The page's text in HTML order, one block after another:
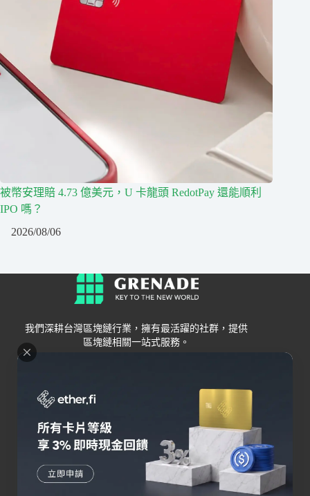
被幣安理賠 4.73 億美元，U 卡龍頭 RedotPay 還能順利
IPO 嗎？
2026/08/06
我們深耕台灣區塊鏈行業，擁有最活躍的社群，提供
區塊鏈相關一站式服務。
Grenade
關於我們
聯絡我們
錢包
交易所
Bybit
OKX
HOYA BIT